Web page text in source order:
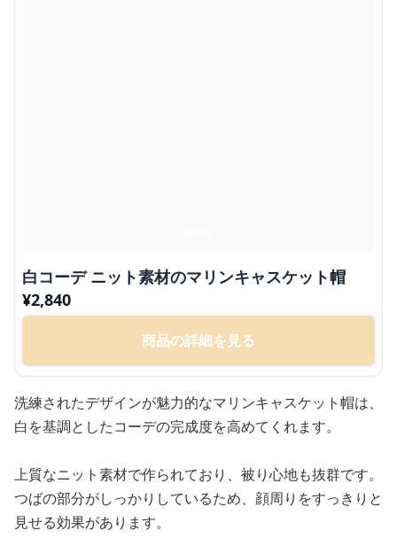
白コーデ ニット素材のマリンキャスケット帽
¥2,840
商品の詳細を見る
洗練されたデザインが魅力的なマリンキャスケット帽は、
白を基調としたコーデの完成度を高めてくれます。
上質なニット素材で作られており、被り心地も抜群です。
つばの部分がしっかりしているため、顔周りをすっきりと
見せる効果があります。